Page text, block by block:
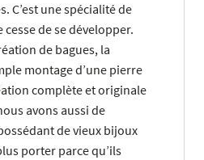
C’est une spécialité de
de se développer.
de bagues, la
montage d’une pierre
complète et originale
avons aussi de
de vieux bijoux
porter parce qu’ils